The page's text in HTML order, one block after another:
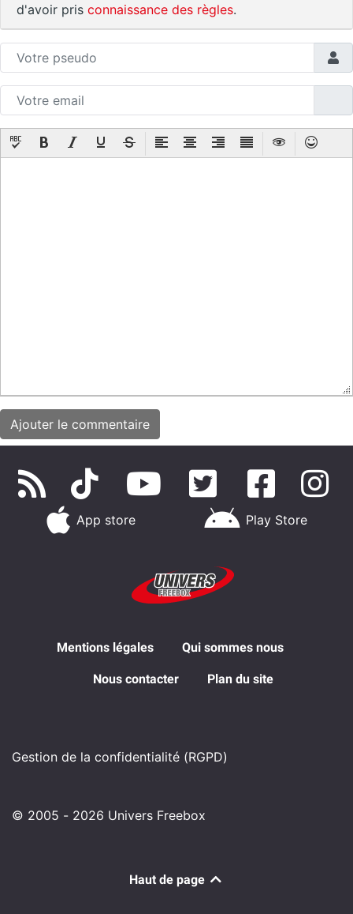
d'avoir pris connaissance des règles.
App store Play Store
Mentions légales Qui sommes nous
Nous contacter Plan du site
Gestion de la confidentialité (RGPD)
© 2005 - 2026 Univers Freebox
Haut de page